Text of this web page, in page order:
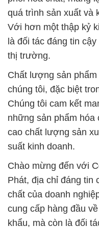
Chất lượng sản
chúng tôi, đặc biệt
Chúng tôi cam kết
những sản phẩm hóa
cao chất lượng sản
suất kinh doanh.
Chào mừng đến với
Phát, địa chỉ đáng tin
chất của doanh
cung cấp hàng đầu
khẩu, mà còn là đối
hàng.
Chúng tôi không chỉ
mà còn là đối tác
án và nhu cầu kinh